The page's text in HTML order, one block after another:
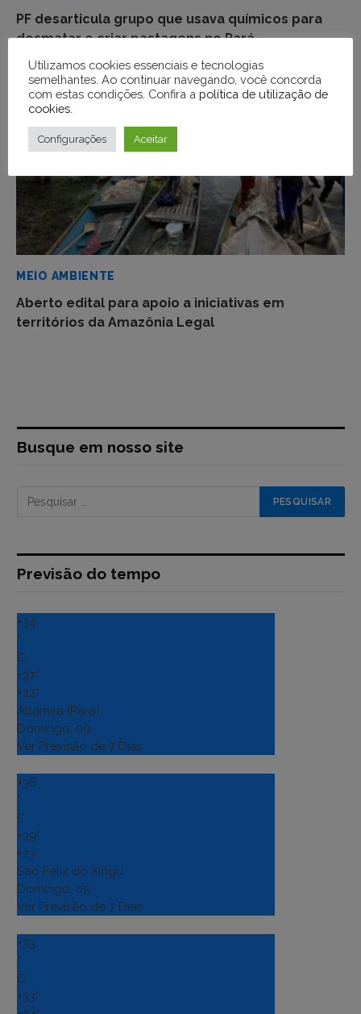
PF desarticula grupo que usava químicos para
desmatar e criar pastagens no Pará
MEIO AMBIENTE
Aberto edital para apoio a iniciativas em
territórios da Amazônia Legal
Busque em nosso site
Previsão do tempo
+34
°
C
+37°
+22°
Altamira (Para)
Domingo, 09
Ver Previsão de 7 Dias
+36
°
C
+39°
+23°
Sao Felix do Xingu
Domingo, 09
Ver Previsão de 7 Dias
+33
°
C
+33°
Utilizamos cookies essenciais e tecnologias
semelhantes. Ao continuar navegando, você concorda
com estas condições. Confira a política de utilização de
cookies
Configurações Aceitar